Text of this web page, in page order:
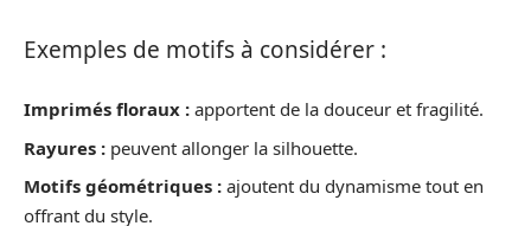
Exemples de motifs à considérer :
Imprimés floraux : apportent de la douceur et fragilité.
Rayures : peuvent allonger la silhouette.
Motifs géométriques : ajoutent du dynamisme tout en
offrant du style.